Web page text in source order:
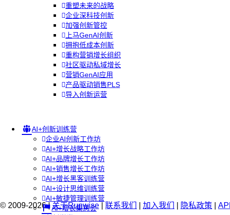
重塑未来的战略
企业深科技创新
加强创新管控
上马GenAI创新
拥抱低成本创新
重构营销增长组织
社区驱动私域增长
营销GenAI应用
产品驱动销售PLS
导入创新运营
AI+创新训练营
企业AI创新工作坊
AI+增长战略工作坊
AI+品牌增长工作坊
AI+销售增长工作坊
AI+增长黑客训练营
AI+设计思维训练营
AI+敏捷管理训练营
AI+增长集思会
© 2009-2026 | 关于Runwise 联系我们 加入我们 隐私政策